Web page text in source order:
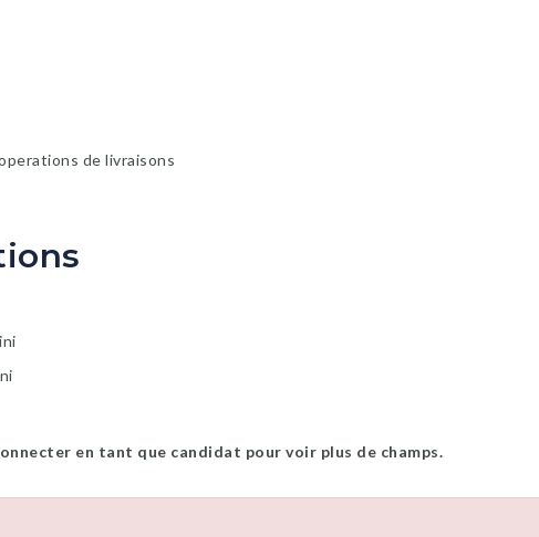
de livraisons
en tant que candidat pour voir plus de champs.